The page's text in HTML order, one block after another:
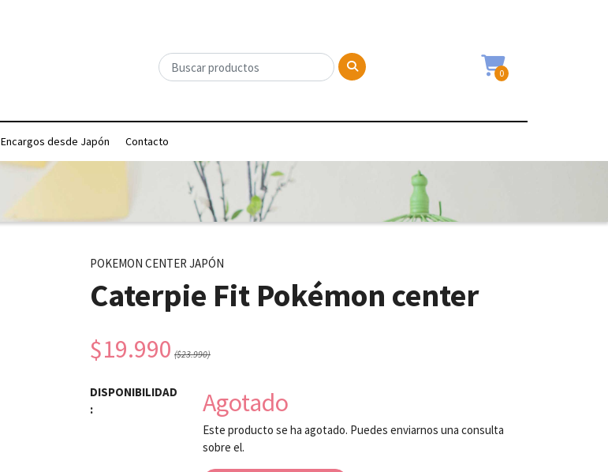
0
Encargos desde Japón Contacto
POKEMON CENTER JAPÓN
Caterpie Fit Pokémon center
$19.990 ($23.990)
DISPONIBILIDAD
:
Agotado
Este producto se ha agotado. Puedes enviarnos una consulta
sobre el.